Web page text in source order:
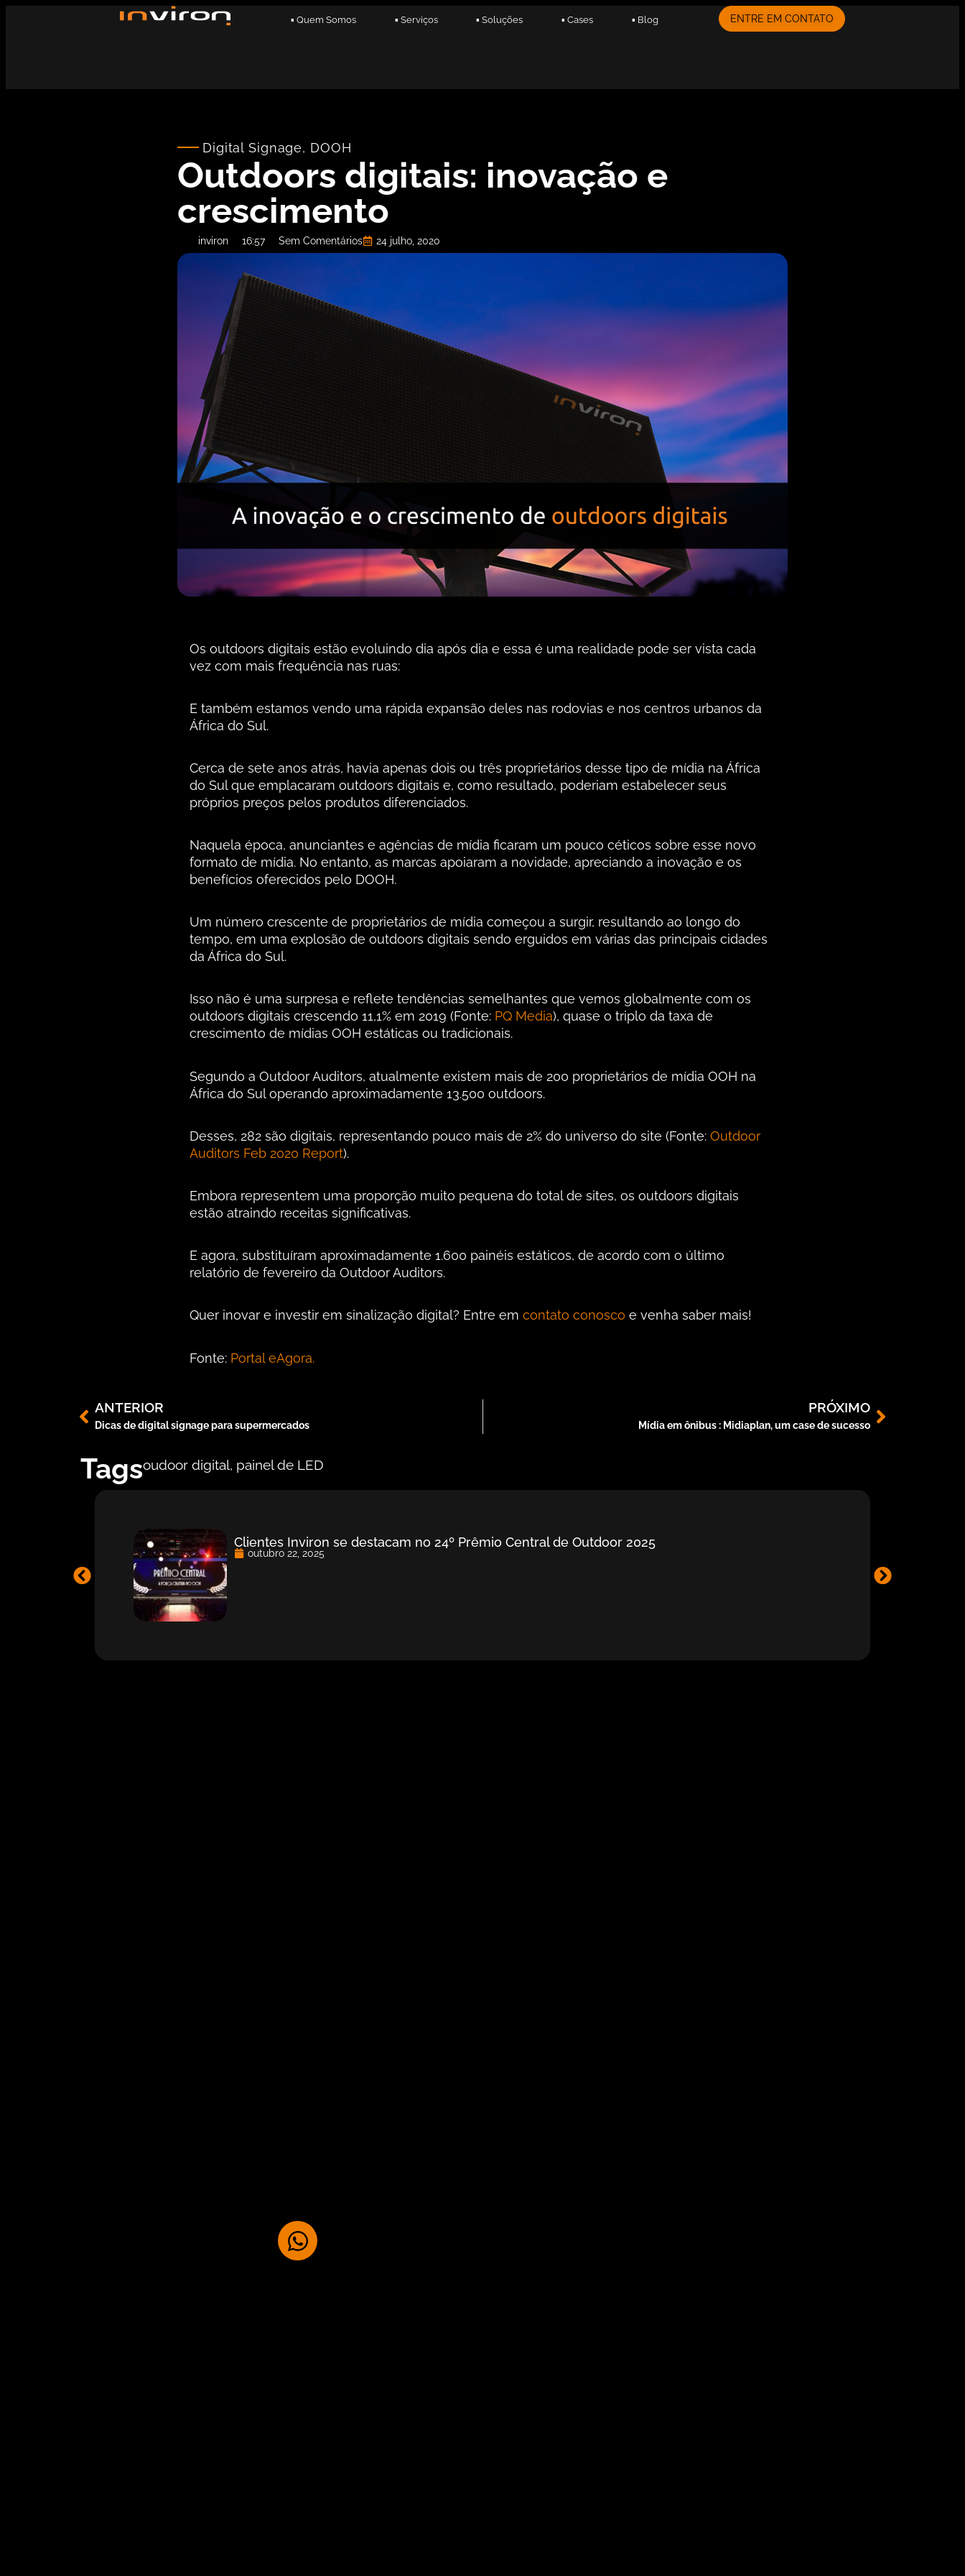
▪ Quem Somos ▪ Serviços ▪ Soluções ▪ Cases ▪ Blog ENTRE EM CONTATO
Digital Signage, DOOH
Outdoors digitais: inovação e
crescimento
inviron 16:57 Sem Comentários 24 julho, 2020
Os outdoors digitais estão evoluindo dia após dia e essa é uma realidade pode ser vista cada
vez com mais frequência nas ruas:
E também estamos vendo uma rápida expansão deles nas rodovias e nos centros urbanos da
África do Sul.
Cerca de sete anos atrás, havia apenas dois ou três proprietários desse tipo de mídia na África
do Sul que emplacaram outdoors digitais e, como resultado, poderiam estabelecer seus
próprios preços pelos produtos diferenciados.
Naquela época, anunciantes e agências de mídia ficaram um pouco céticos sobre esse novo
formato de mídia. No entanto, as marcas apoiaram a novidade, apreciando a inovação e os
benefícios oferecidos pelo DOOH.
Um número crescente de proprietários de mídia começou a surgir, resultando ao longo do
tempo, em uma explosão de outdoors digitais sendo erguidos em várias das principais cidades
da África do Sul.
Isso não é uma surpresa e reflete tendências semelhantes que vemos globalmente com os
outdoors digitais crescendo 11,1% em 2019 (Fonte: PQ Media), quase o triplo da taxa de
crescimento de mídias OOH estáticas ou tradicionais.
Segundo a Outdoor Auditors, atualmente existem mais de 200 proprietários de mídia OOH na
África do Sul operando aproximadamente 13.500 outdoors.
Desses, 282 são digitais, representando pouco mais de 2% do universo do site (Fonte:Outdoor
Auditors Feb 2020 Report).
Embora representem uma proporção muito pequena do total de sites, os outdoors digitais
estão atraindo receitas significativas.
E agora, substituíram aproximadamente 1.600 painéis estáticos, de acordo com o último
relatório de fevereiro da Outdoor Auditors.
Quer inovar e investir em sinalização digital? Entre emcontato conosco e venha saber mais!
Fonte: Portal eAgora.
ANTERIOR
Dicas de digital signage para supermercados
PRÓXIMO
Mídia em ônibus : Midiaplan, um case de sucesso
Tagsoudoor digital, painel de LED
Clientes Inviron se destacam no 24º Prêmio Central de Outdoor 2025
outubro 22, 2025